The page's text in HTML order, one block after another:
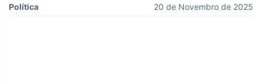
Política 20 de Novembro de 2025